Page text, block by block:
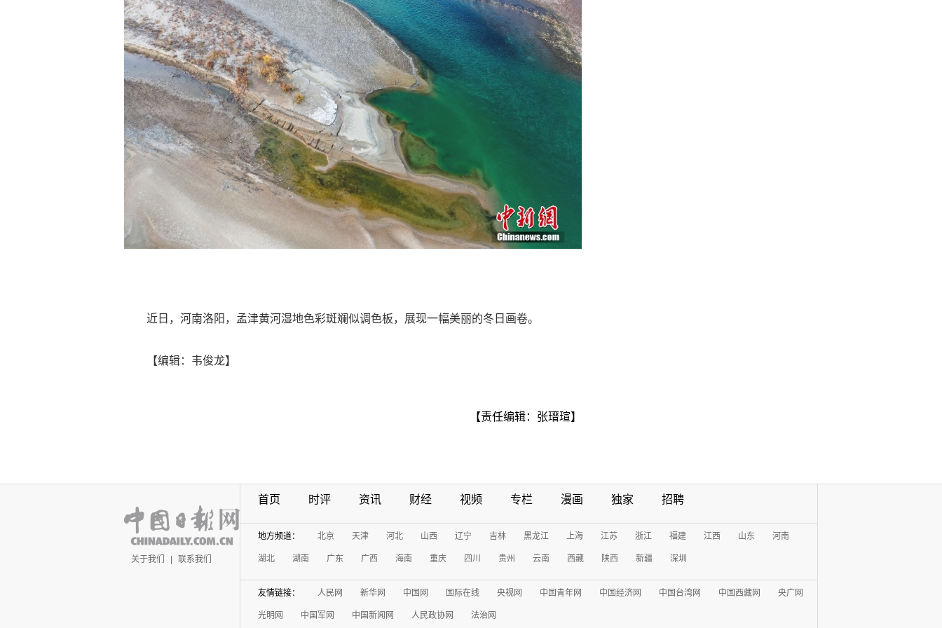
近日，河南洛阳，孟津黄河湿地色彩斑斓似调色板，展现一幅美丽的冬日画卷。
【编辑：韦俊龙】
【责任编辑：张瑨瑄】
关于我们 | 联系我们
首页 时评 资讯 财经 视频 专栏 漫画 独家 招聘
地方频道： 北京 天津 河北 山西 辽宁 吉林 黑龙江 上海 江苏 浙江 福建 江西 山东 河南
湖北 湖南 广东 广西 海南 重庆 四川 贵州 云南 西藏 陕西 新疆 深圳
友情链接： 人民网 新华网 中国网 国际在线 央视网 中国青年网 中国经济网 中国台湾网 中国西藏网 央广网
光明网 中国军网 中国新闻网 人民政协网 法治网